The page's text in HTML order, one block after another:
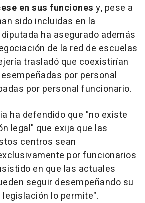
en sus funciones y, pese a
sido incluidas en la
ha asegurado además
de la red de escuelas
trasladó que coexistirían
por personal
por personal funcionario.
ha defendido que "no existe
legal" que exija que las
centros sean
por funcionarios
en que las actuales
seguir desempeñando su
lo permite".